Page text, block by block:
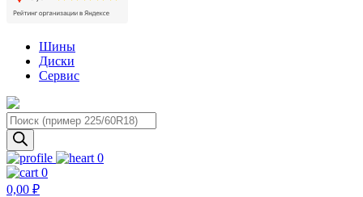
Шины
Диски
Сервис
Поиск
товаров
0
0
0,00 ₽